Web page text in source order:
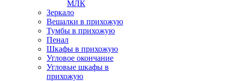
МЛК
Зеркало
Вешалки в прихожую
Тумбы в прихожую
Пенал
Шкафы в прихожую
Угловое окончание
Угловые шкафы в
прихожую